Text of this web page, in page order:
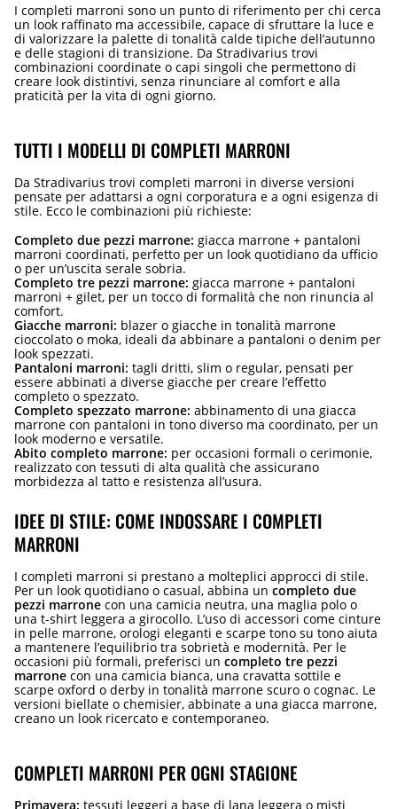
I completi marroni sono un punto di riferimento per chi cerca
un look raffinato ma accessibile, capace di sfruttare la luce e
di valorizzare la palette di tonalità calde tipiche dell’autunno
e delle stagioni di transizione. Da Stradivarius trovi
combinazioni coordi­nate o capi singoli che permettono di
creare look distintivi, senza rinunciare al comfort e alla
praticità per la vita di ogni giorno.
TUTTI I MODELLI DI COMPLETI MARRONI
Da Stradivarius trovi completi marroni in diverse versioni
pensate per adattarsi a ogni corporatura e a ogni esigenza di
stile. Ecco le combinazioni più richieste:
Completo due pezzi marrone: giacca marrone + pantaloni
marroni coordinati, perfetto per un look quotidiano da ufficio
o per un’uscita serale sobria.
Completo tre pezzi marrone: giacca marrone + pantaloni
marroni + gilet, per un tocco di formalità che non rinuncia al
comfort.
Giacche marroni: blazer o giacche in tonalità marrone
cioccolato o moka, ideali da abbinare a pantaloni o denim per
look spezzati.
Pantaloni marroni: tagli dritti, slim o regular, pensati per
essere abbinati a diverse giacche per creare l’effetto
completo o spezzato.
Completo spezzato marrone: abbinamento di una giacca
marrone con pantaloni in tono diverso ma coordinato, per un
look moderno e versatile.
Abito completo marrone: per occasioni formali o cerimonie,
realizzato con tessuti di alta qualità che assicurano
morbidezza al tatto e resistenza all’usura.
IDEE DI STILE: COME INDOSSARE I COMPLETI
MARRONI
I completi marroni si prestano a molteplici approcci di stile.
Per un look quotidiano o casual, abbina un completo due
pezzi marrone con una camicia neutra, una maglia polo o
una t-shirt leggera a girocollo. L’uso di accessori come cinture
in pelle marrone, orologi eleganti e scarpe tono su tono aiuta
a mantenere l’equilibrio tra sobrietà e modernità. Per le
occasioni più formali, preferisci un completo tre pezzi
marrone con una camicia bianca, una cravatta sottile e
scarpe oxford o derby in tonalità marrone scuro o cognac. Le
versioni biellate o chemisier, abbinate a una giacca marrone,
creano un look ricercato e contemporaneo.
COMPLETI MARRONI PER OGNI STAGIONE
Primavera: tessuti leggeri a base di lana leggera o misti